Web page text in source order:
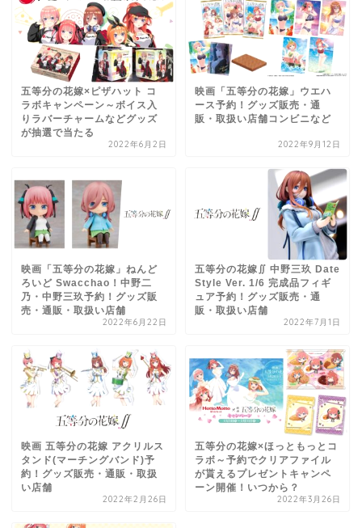
五等分の花嫁×ピザハット コ
ラボキャンペーン～ボイス入
りラバーチャームなどグッズ
が抽選で当たる
2022年6月2日
映画「五等分の花嫁」ウエハ
ース予約！グッズ販売・通
販・取扱い店舗コンビニなど
2022年9月12日
映画「五等分の花嫁」ねんど
ろいど Swacchao！中野二
乃・中野三玖予約！グッズ販
売・通販・取扱い店舗
2022年6月22日
五等分の花嫁∬ 中野三玖 Date
Style Ver. 1/6 完成品フィギ
ュア予約！グッズ販売・通
販・取扱い店舗
2022年7月1日
映画 五等分の花嫁 アクリルス
タンド(マーチングバンド)予
約！グッズ販売・通販・取扱
い店舗
2022年2月26日
五等分の花嫁×ほっともっとコ
ラボ～予約でクリアファイル
が貰えるプレゼントキャンペ
ーン開催！いつから？
2022年3月26日